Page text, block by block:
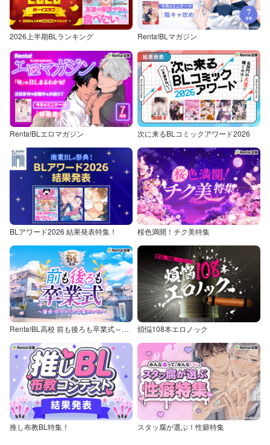
2026上半期BLランキング Renta!BLマガジン
Renta!BLエロマガジン 次に来るBLコミックアワード2026
BLアワード2026 結果発表特集！ 桜色満開！チク美特集
Renta!BL高校 前も後ろも卒業式～童貞・処女からの卒業アルバム～ 煩悩108本エロノック
推し布教BL特集！ スタッ腐が選ぶ！性癖特集